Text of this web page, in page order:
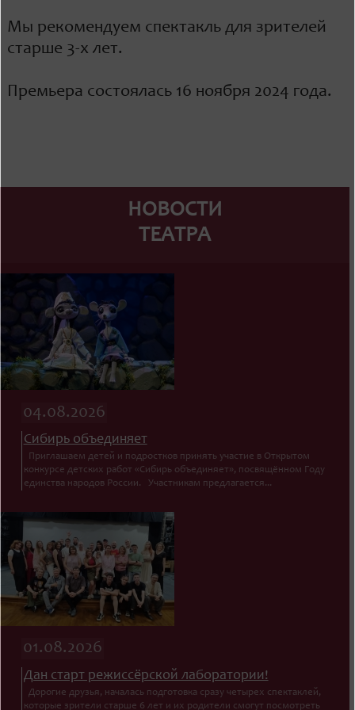
НОВОСТИ
ТЕАТРА
04.08.2026
Сибирь объединяет
Приглашаем детей и подростков принять участие в Открытом
конкурсе детских работ «Сибирь объединяет», посвящённом Году
единства народов России. Участникам предлагается...
01.08.2026
Дан старт режиссёрской лаборатории!
Дорогие друзья, началась подготовка сразу четырех спектаклей,
которые зрители старше 6 лет и их родители смогут посмотреть
Мы рекомендуем спектакль для зрителей
старше 3-х лет.
Премьера состоялась 16 ноября 2024 года.